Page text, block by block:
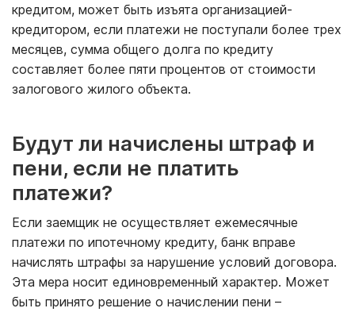
кредитом, может быть изъята организацией-
кредитором, если платежи не поступали более трех
месяцев, сумма общего долга по кредиту
составляет более пяти процентов от стоимости
залогового жилого объекта.
Будут ли начислены штраф и
пени, если не платить
платежи?
Если заемщик не осуществляет ежемесячные
платежи по ипотечному кредиту, банк вправе
начислять штрафы за нарушение условий договора.
Эта мера носит единовременный характер. Может
быть принято решение о начислении пени –